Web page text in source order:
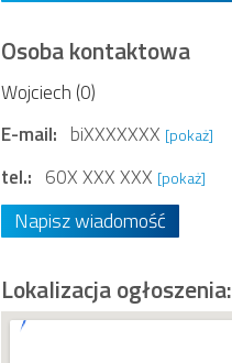
Osoba kontaktowa
Wojciech (0)
E-mail: biXXXXXXX [pokaż]
tel.: 60X XXX XXX [pokaż]
Napisz wiadomość
Lokalizacja ogłoszenia: